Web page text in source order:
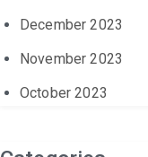
December 2023
November 2023
October 2023